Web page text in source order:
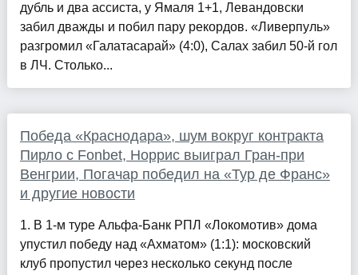
дубль и два ассиста, у Ямаля 1+1, Левандовски
забил дважды и побил пару рекордов. «Ливерпуль»
разгромил «Галатасарай» (4:0), Салах забил 50-й гол
в ЛЧ. Столько...
Победа «Краснодара», шум вокруг контракта
Пирло с Fonbet, Норрис выиграл Гран-при
Венгрии, Погачар победил на «Тур де Франс»
и другие новости
1. В 1-м туре Альфа-Банк РПЛ «Локомотив» дома
упустил победу над «Ахматом» (1:1): московский
клуб пропустил через несколько секунд после